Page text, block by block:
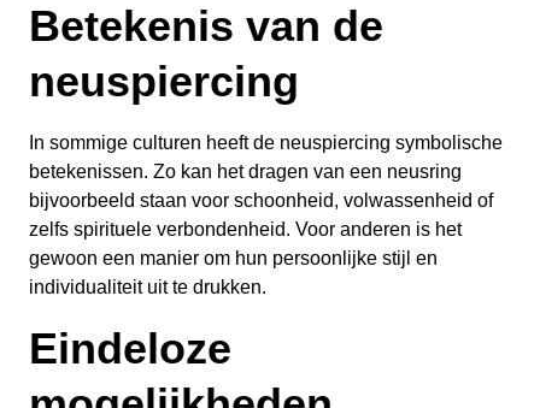
Betekenis van de
neuspiercing
In sommige culturen heeft de neuspiercing symbolische
betekenissen. Zo kan het dragen van een neusring
bijvoorbeeld staan voor schoonheid, volwassenheid of
zelfs spirituele verbondenheid. Voor anderen is het
gewoon een manier om hun persoonlijke stijl en
individualiteit uit te drukken.
Eindeloze